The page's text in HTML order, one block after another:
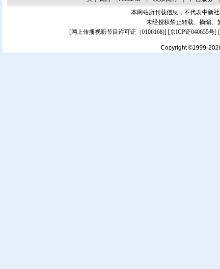
本网站所刊载信息，不代表中新
未经授权禁止转载、摘编、
[网上传播视听节目许可证（0106168)] [京ICP证040655号]
Copyright ©1999-